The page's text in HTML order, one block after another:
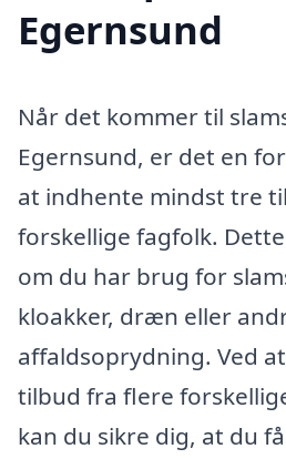
Egernsund
Når det kommer til
Egernsund, er det en
at indhente mindst tre
forskellige fagfolk.
om du har brug for
kloakker, dræn eller
affaldsoprydning. Ved
tilbud fra flere
kan du sikre dig, at du